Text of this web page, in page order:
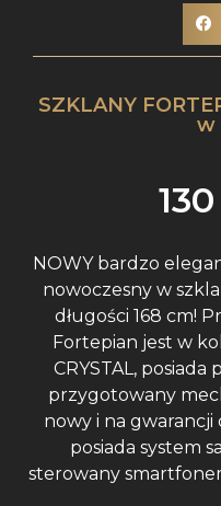
SZKLANY
w
NOWY bardzo
nowoczesny w
długości 168 cm!
Fortepian jest w
CRYSTAL,
przygotowany
nowy i na
posiada system
sterowany